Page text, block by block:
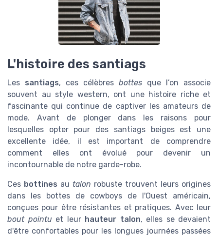
L'histoire des santiags
Les santiags, ces célèbres bottes que l’on associe
souvent au style western, ont une histoire riche et
fascinante qui continue de captiver les amateurs de
mode. Avant de plonger dans les raisons pour
lesquelles opter pour des santiags beiges est une
excellente idée, il est important de comprendre
comment elles ont évolué pour devenir un
incontournable de notre garde-robe.
Ces bottines au talon robuste trouvent leurs origines
dans les bottes de cowboys de l'Ouest américain,
conçues pour être résistantes et pratiques. Avec leur
bout pointu et leur hauteur talon, elles se devaient
d'être confortables pour les longues journées passées